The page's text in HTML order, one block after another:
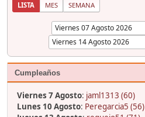
LISTA MES SEMANA
Cumpleaños
Viernes 7 Agosto: jaml1313 (60)
Lunes 10 Agosto: Peregarcia5 (56)